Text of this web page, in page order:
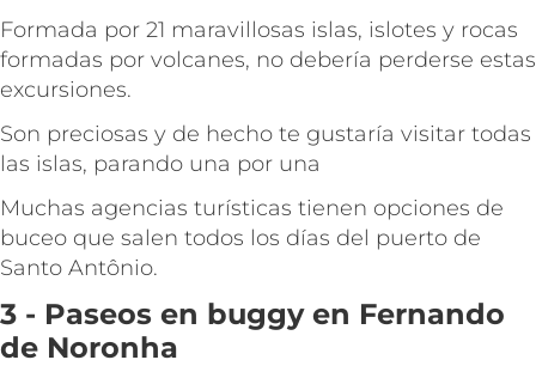
Formada por 21 maravillosas islas, islotes y rocas
formadas por volcanes, no debería perderse estas
excursiones.
Son preciosas y de hecho te gustaría visitar todas
las islas, parando una por una
Muchas agencias turísticas tienen opciones de
buceo que salen todos los días del puerto de
Santo Antônio.
3 - Paseos en buggy en Fernando
de Noronha